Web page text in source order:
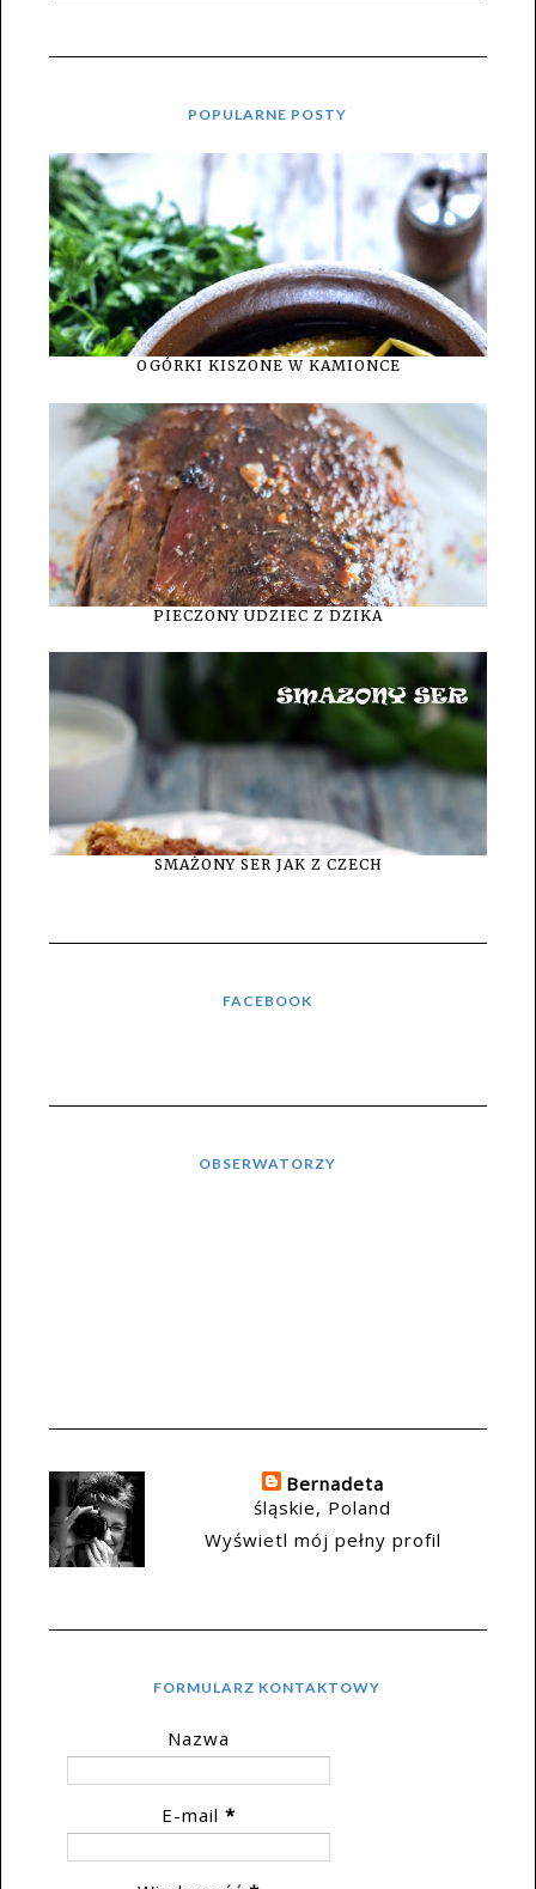
POPULARNE POSTY
OGÓRKI KISZONE W KAMIONCE
PIECZONY UDZIEC Z DZIKA
SMAŻONY SER JAK Z CZECH
FACEBOOK
OBSERWATORZY
Bernadeta
śląskie, Poland
Wyświetl mój pełny profil
FORMULARZ KONTAKTOWY
Nazwa
E-mail *